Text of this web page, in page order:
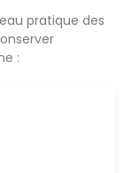
pratique des
: